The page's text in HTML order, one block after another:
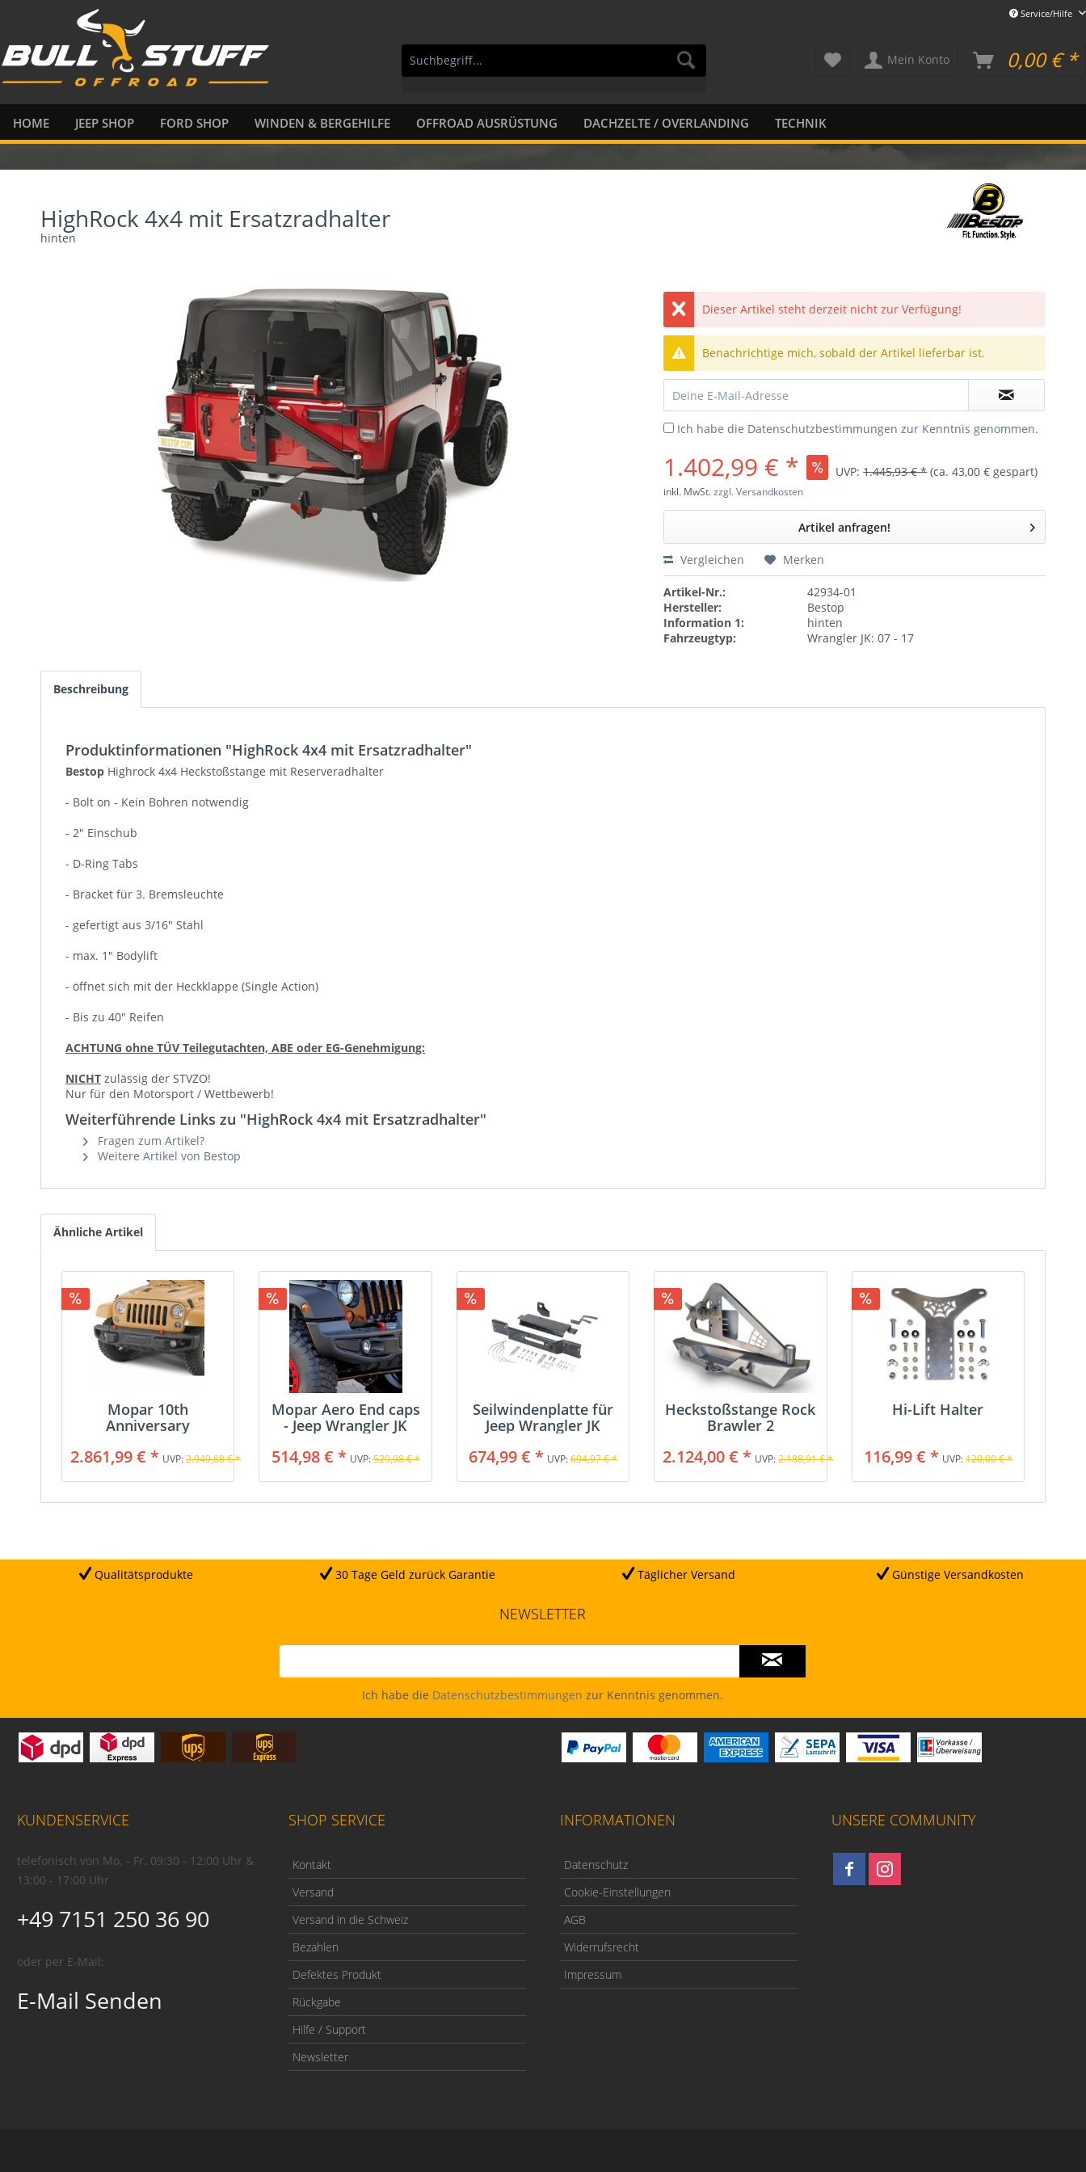
Service/Hilfe
Mein Konto 0,00 € *
HOME JEEP SHOP FORD SHOP WINDEN & BERGEHILFE OFFROAD AUSRÜSTUNG DACHZELTE / OVERLANDING TECHNIK
HighRock 4x4 mit Ersatzradhalter
hinten
Dieser Artikel steht derzeit nicht zur Verfügung!
Benachrichtige mich, sobald der Artikel lieferbar ist.
Ich habe die Datenschutzbestimmungen zur Kenntnis genommen.
1.402,99 € * UVP:1.445,93 € *(ca. 43,00 € gespart)
inkl. MwSt.zzgl. Versandkosten
Artikel anfragen!
Vergleichen Merken
Artikel-Nr.:
42934-01
Hersteller:
Bestop
Information 1:
hinten
Fahrzeugtyp:
Wrangler JK: 07 - 17
Beschreibung
Produktinformationen "HighRock 4x4 mit Ersatzradhalter"
Bestop Highrock 4x4 Heckstoßstange mit Reserveradhalter
- Bolt on - Kein Bohren notwendig
- 2" Einschub
- D-Ring Tabs
- Bracket für 3. Bremsleuchte
- gefertigt aus 3/16" Stahl
- max. 1" Bodylift
- öffnet sich mit der Heckklappe (Single Action)
- Bis zu 40" Reifen
ACHTUNG ohne TÜV Teilegutachten, ABE oder EG-Genehmigung:
NICHT zulässig der STVZO!
Nur für den Motorsport / Wettbewerb!
Weiterführende Links zu "HighRock 4x4 mit Ersatzradhalter"
Fragen zum Artikel?
Weitere Artikel von Bestop
Ähnliche Artikel
Mopar 10th
Anniversary
2.861,99 € * UVP:2.949,88 € *
Mopar Aero End caps
- Jeep Wrangler JK
514,98 € * UVP:529,98 € *
Seilwindenplatte für
Jeep Wrangler JK
674,99 € * UVP:694,97 € *
Heckstoßstange Rock
Brawler 2
2.124,00 € * UVP:2.188,91 € *
Hi-Lift Halter
116,99 € * UVP:120,00 € *
Qualitätsprodukte 30 Tage Geld zurück Garantie Täglicher Versand Günstige Versandkosten
NEWSLETTER
Ich habe die Datenschutzbestimmungen zur Kenntnis genommen.
KUNDENSERVICE
telefonisch von Mo. - Fr. 09:30 - 12:00 Uhr &
13:00 - 17:00 Uhr
+49 7151 250 36 90
oder per E-Mail:
E-Mail Senden
SHOP SERVICE
Kontakt
Versand
Versand in die Schweiz
Bezahlen
Defektes Produkt
Rückgabe
Hilfe / Support
Newsletter
INFORMATIONEN
Datenschutz
Cookie-Einstellungen
AGB
Widerrufsrecht
Impressum
UNSERE COMMUNITY